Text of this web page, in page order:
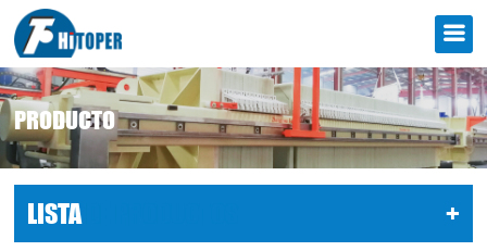
PRODUCTO
LISTA +